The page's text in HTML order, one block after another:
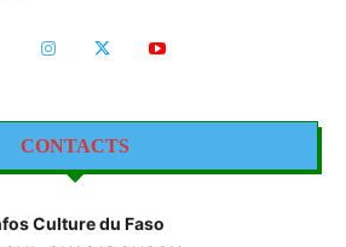
CONTACTS
Culture du Faso